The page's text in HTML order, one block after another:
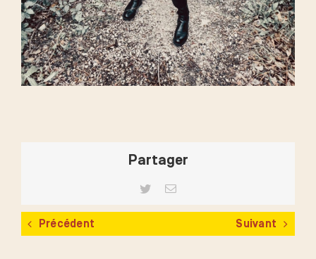
Partager
TwitterEmail
Précédent Suivant